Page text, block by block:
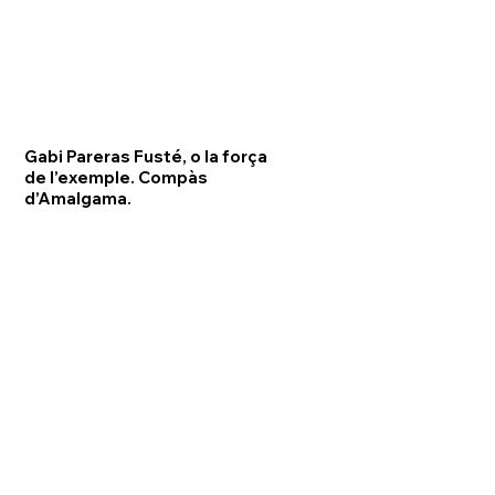
Gabi Pareras Fusté, o la força
de l’exemple. Compàs
d’Amalgama.